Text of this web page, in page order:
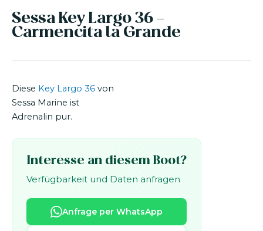
Sessa Key Largo 36 -
Carmencita la Grande
Diese Key Largo 36 von
Sessa Marine ist
Adrenalin pur.
Interesse an diesem Boot?
Verfügbarkeit und Daten anfragen
Anfrage per WhatsApp